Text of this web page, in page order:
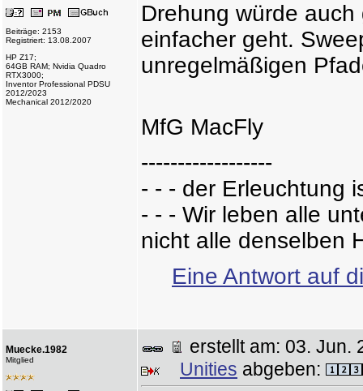
Beiträge: 2153
Registriert: 13.08.2007
HP Z17;
64GB RAM; Nvidia Quadro
RTX3000;
Inventor Professional PDSU
2012/2023
Mechanical 2012/2020
Drehung würde
einfacher geht.
unregelmäßigen
MfG MacFly
------------------
- - - der Erleuchtung
- - - Wir leben alle
nicht alle denselben
Eine Antwort auf
Muecke.1982
Mitglied
erstellt am: 03.
Unities abgeben: